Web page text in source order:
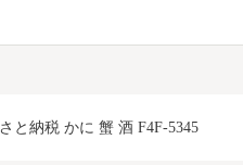
と納税 かに 蟹 酒 F4F-5345